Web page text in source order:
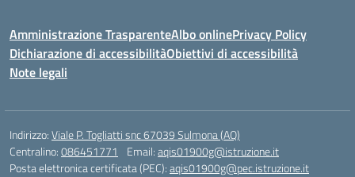
Amministrazione TrasparenteAlbo onlinePrivacy Policy
Dichiarazione di accessibilitàObiettivi di accessibilità
Note legali
Indirizzo:Viale P. Togliatti snc 67039 Sulmona (AQ)
Centralino:086451771 Email:aqis01900g@istruzione.it
Posta elettronica certificata (PEC):aqis01900g@pec.istruzione.it